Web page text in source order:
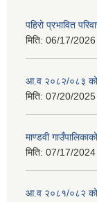
पहिरो प्रभावित
मिति: 06/17/
आ.व २०८२/०८३ को
मिति: 07/20/
माण्डवी
मिति: 07/17/
आ.व २०८१/०८२ को